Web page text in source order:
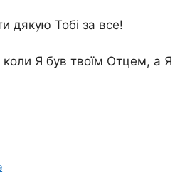
дякую Тобі за все!
Я був твоїм Отцем, а Я